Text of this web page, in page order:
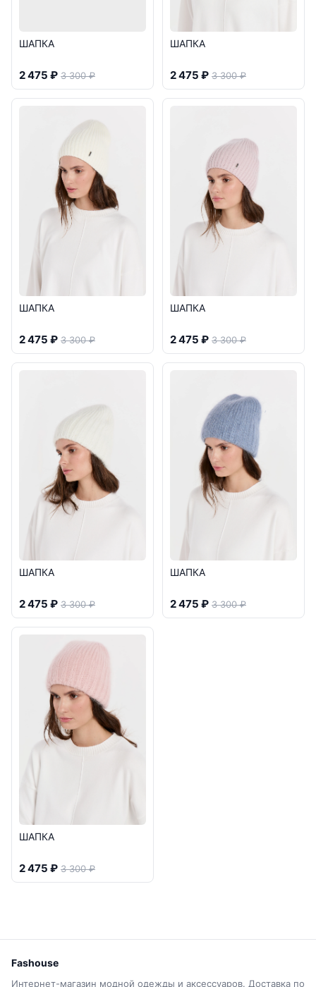
ШАПКА
2 475 ₽ 3 300 ₽
ШАПКА
2 475 ₽ 3 300 ₽
ШАПКА
2 475 ₽ 3 300 ₽
ШАПКА
2 475 ₽ 3 300 ₽
ШАПКА
2 475 ₽ 3 300 ₽
ШАПКА
2 475 ₽ 3 300 ₽
ШАПКА
2 475 ₽ 3 300 ₽
Fashouse
Интернет-магазин модной одежды и аксессуаров. Доставка по